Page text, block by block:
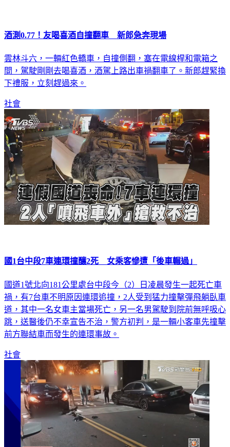
酒測0.77！友喝喜酒自撞翻車 新郎急奔現場
雲林斗六，一輛紅色轎車，自撞側翻，塞在電線桿和電箱之
間，駕駛剛剛去喝喜酒，酒駕上路出車禍翻車了。新郎趕緊換
下禮服，立刻趕過來。
社會
國1台中段7車連環撞釀2死 女乘客慘遭「後車輾過」
國道1號北向181公里處台中段今（2）日凌晨發生一起死亡車
禍，有7台車不明原因連環追撞，2人受到猛力撞擊彈飛躺臥車
道，其中一名女車主當場死亡，另一名男駕駛到院前無呼吸心
跳，送醫後仍不幸宣告不治，警方初判，是一輛小客車先撞擊
前方聯結車而發生的連環事故。
社會